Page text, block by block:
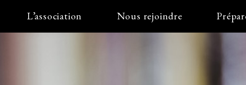
L’association Nous rejoindre